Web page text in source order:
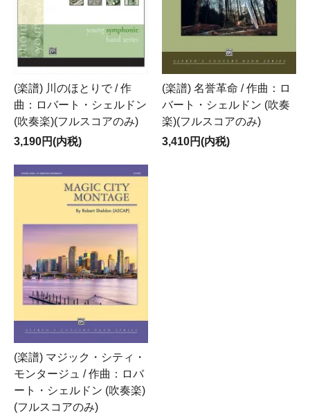
(楽譜) 川のほとりで / 作
曲：ロバート・シェルドン
(吹奏楽)(フルスコアのみ)
3,190円(内税)
(楽譜) 名誉革命 / 作曲：ロ
バート・シェルドン (吹奏
楽)(フルスコアのみ)
3,410円(内税)
(楽譜) マジック・シティ・
モンタージュ / 作曲：ロバ
ート・シェルドン (吹奏楽)
(フルスコアのみ)